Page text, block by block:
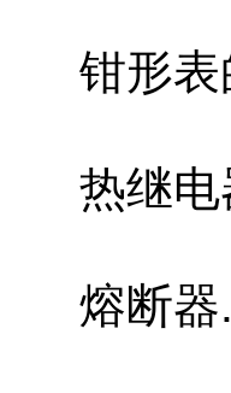
钳形表
热继电
熔断器